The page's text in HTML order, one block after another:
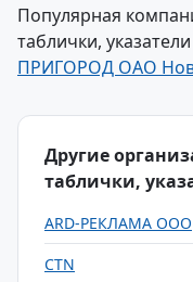
Популярная
таблички,
ПРИГОРОД ОАО
Другие
таблички,
ARD-РЕКЛАМА ООО
CTN